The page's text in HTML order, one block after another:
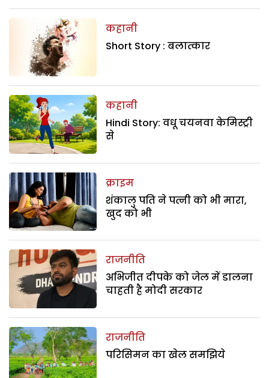
कहानी
Short Story : बलात्कार
कहानी
Hindi Story: वधू चयनवा केमिस्ट्री
से
क्राइम
शंकालु पति ने पत्नी को भी मारा,
खुद को भी
राजनीति
अभिजीत दीपके को जेल में डालना
चाहती है मोदी सरकार
राजनीति
परिसिमन का खेल समझिये